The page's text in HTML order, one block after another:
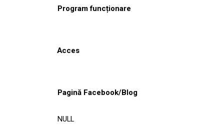
Program funcționare
Acces
Pagină Facebook/Blog
NULL